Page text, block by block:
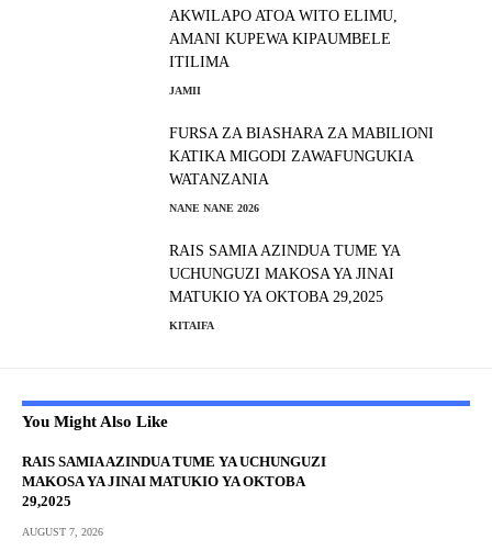
AKWILAPO ATOA WITO ELIMU,
AMANI KUPEWA KIPAUMBELE
ITILIMA
JAMII
FURSA ZA BIASHARA ZA MABILIONI
KATIKA MIGODI ZAWAFUNGUKIA
WATANZANIA
NANE NANE 2026
RAIS SAMIA AZINDUA TUME YA
UCHUNGUZI MAKOSA YA JINAI
MATUKIO YA OKTOBA 29,2025
KITAIFA
You Might Also Like
RAIS SAMIA AZINDUA TUME YA UCHUNGUZI
MAKOSA YA JINAI MATUKIO YA OKTOBA
29,2025
AUGUST 7, 2026